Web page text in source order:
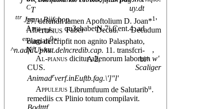
uy.dt
ttrJoan. Bijfcbop.
ApoiTOlIUS qu3ehabetN.7i.Cent.4. ad
erourn defcripfit non agnito Palasphato,
^n.adfaUphat.delncredib.cap. 11. transfcri-
A 2,
bi^
CT
27. dcfendit tamen Apoftolium D. Joan*1'
Albertus Faber Decad. Decadum
Plagiari0*'
N°. j-xv.
,
Al-pianusdicitur alienorum laborumw'
CUS.Scaliger
Animadrverf.inEuftb.fag.\']"l'
AppulejusLibrumfuum de Salutaribu.
remediis cx Plinio totum compilavit.
Bodtttf